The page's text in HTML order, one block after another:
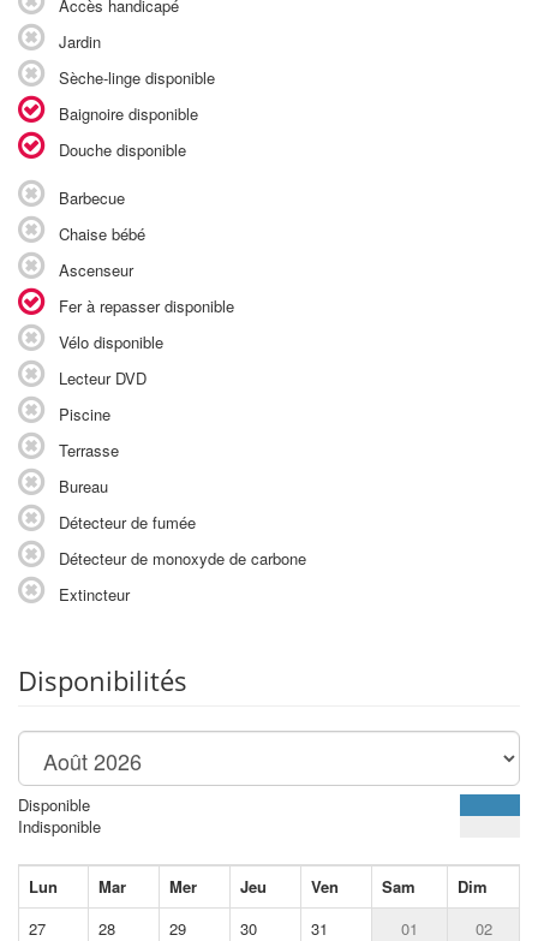
Accès handicapé
Jardin
Sèche-linge disponible
Baignoire disponible
Douche disponible
Barbecue
Chaise bébé
Ascenseur
Fer à repasser disponible
Vélo disponible
Lecteur DVD
Piscine
Terrasse
Bureau
Détecteur de fumée
Détecteur de monoxyde de carbone
Extincteur
Disponibilités
Disponible
Indisponible
Lun Mar Mer Jeu Ven Sam
Dim
27
28 29 30 31 01 02